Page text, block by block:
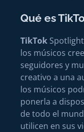
Qué es
TikTok
los músicos
seguidores y
creativo a una
los músicos
ponerla a
de todo el
utilicen en sus